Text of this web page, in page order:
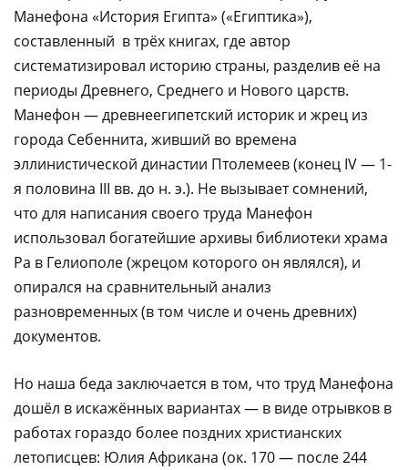
Манефона «История Египта» («Египтика»),
составленный в трёх книгах, где автор
систематизировал историю страны, разделив её на
периоды Древнего, Среднего и Нового царств.
Манефон — древнеегипетский историк и жрец из
города Себеннита, живший во времена
эллинистической династии Птолемеев (конец IV — 1-
я половина III вв. до н. э.). Не вызывает сомнений,
что для написания своего труда Манефон
использовал богатейшие архивы библиотеки храма
Ра в Гелиополе (жрецом которого он являлся), и
опирался на сравнительный анализ
разновременных (в том числе и очень древних)
документов.
Но наша беда заключается в том, что труд Манефона
дошёл в искажённых вариантах — в виде отрывков в
работах гораздо более поздних христианских
летописцев: Юлия Африкана (ок. 170 — после 244